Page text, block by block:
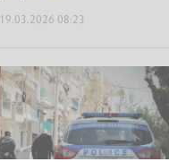
19.03.2026 08:23